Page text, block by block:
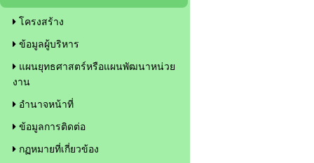
โครงสร้าง
ข้อมูลผู้บริหาร
แผนยุทธศาสตร์หรือแผนพัฒนาหน่วย
งาน
อำนาจหน้าที่
ข้อมูลการติดต่อ
กฏหมายที่เกี่ยวข้อง